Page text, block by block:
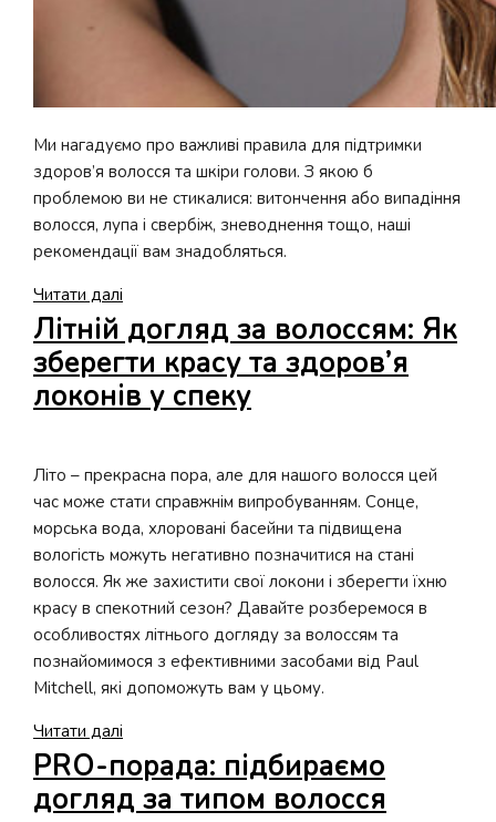
Ми нагадуємо про важливі правила для підтримки
здоров’я волосся та шкіри голови. З якою б
проблемою ви не стикалися: витончення або випадіння
волосся, лупа і свербіж, зневоднення тощо, наші
рекомендації вам знадобляться.
Читати далі
волосся
та
шкіра
голови
Літній догляд за волоссям: Як
зберегти красу та здоров’я
локонів у спеку
Літо – прекрасна пора, але для нашого волосся цей
час може стати справжнім випробуванням. Сонце,
морська вода, хлоровані басейни та підвищена
вологість можуть негативно позначитися на стані
волосся. Як же захистити свої локони і зберегти їхню
красу в спекотний сезон? Давайте розберемося в
особливостях літнього догляду за волоссям та
познайомимося з ефективними засобами від Paul
Mitchell, які допоможуть вам у цьому.
Читати далі
догляд
за
волоссям:
PRO-порада: підбираємо
догляд за типом волосся